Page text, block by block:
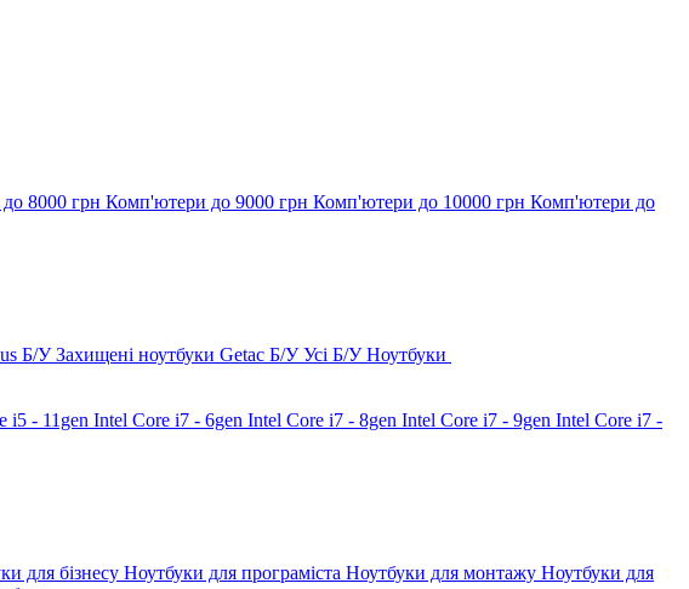
8000 грн Комп'ютери до 9000 грн Комп'ютери до 10000 грн Комп'ютери до
Б/УЗахищені ноутбуки Getac Б/УУсі Б/У Ноутбуки
i5 - 11gen Intel Core i7 - 6gen Intel Core i7 - 8gen Intel Core i7 - 9gen Intel Core i7 -
для бізнесу Ноутбуки для програміста Ноутбуки для монтажу Ноутбуки для